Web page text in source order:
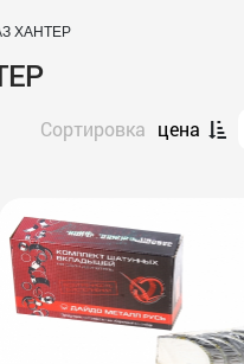
ХАНТЕР
Сортировка цена